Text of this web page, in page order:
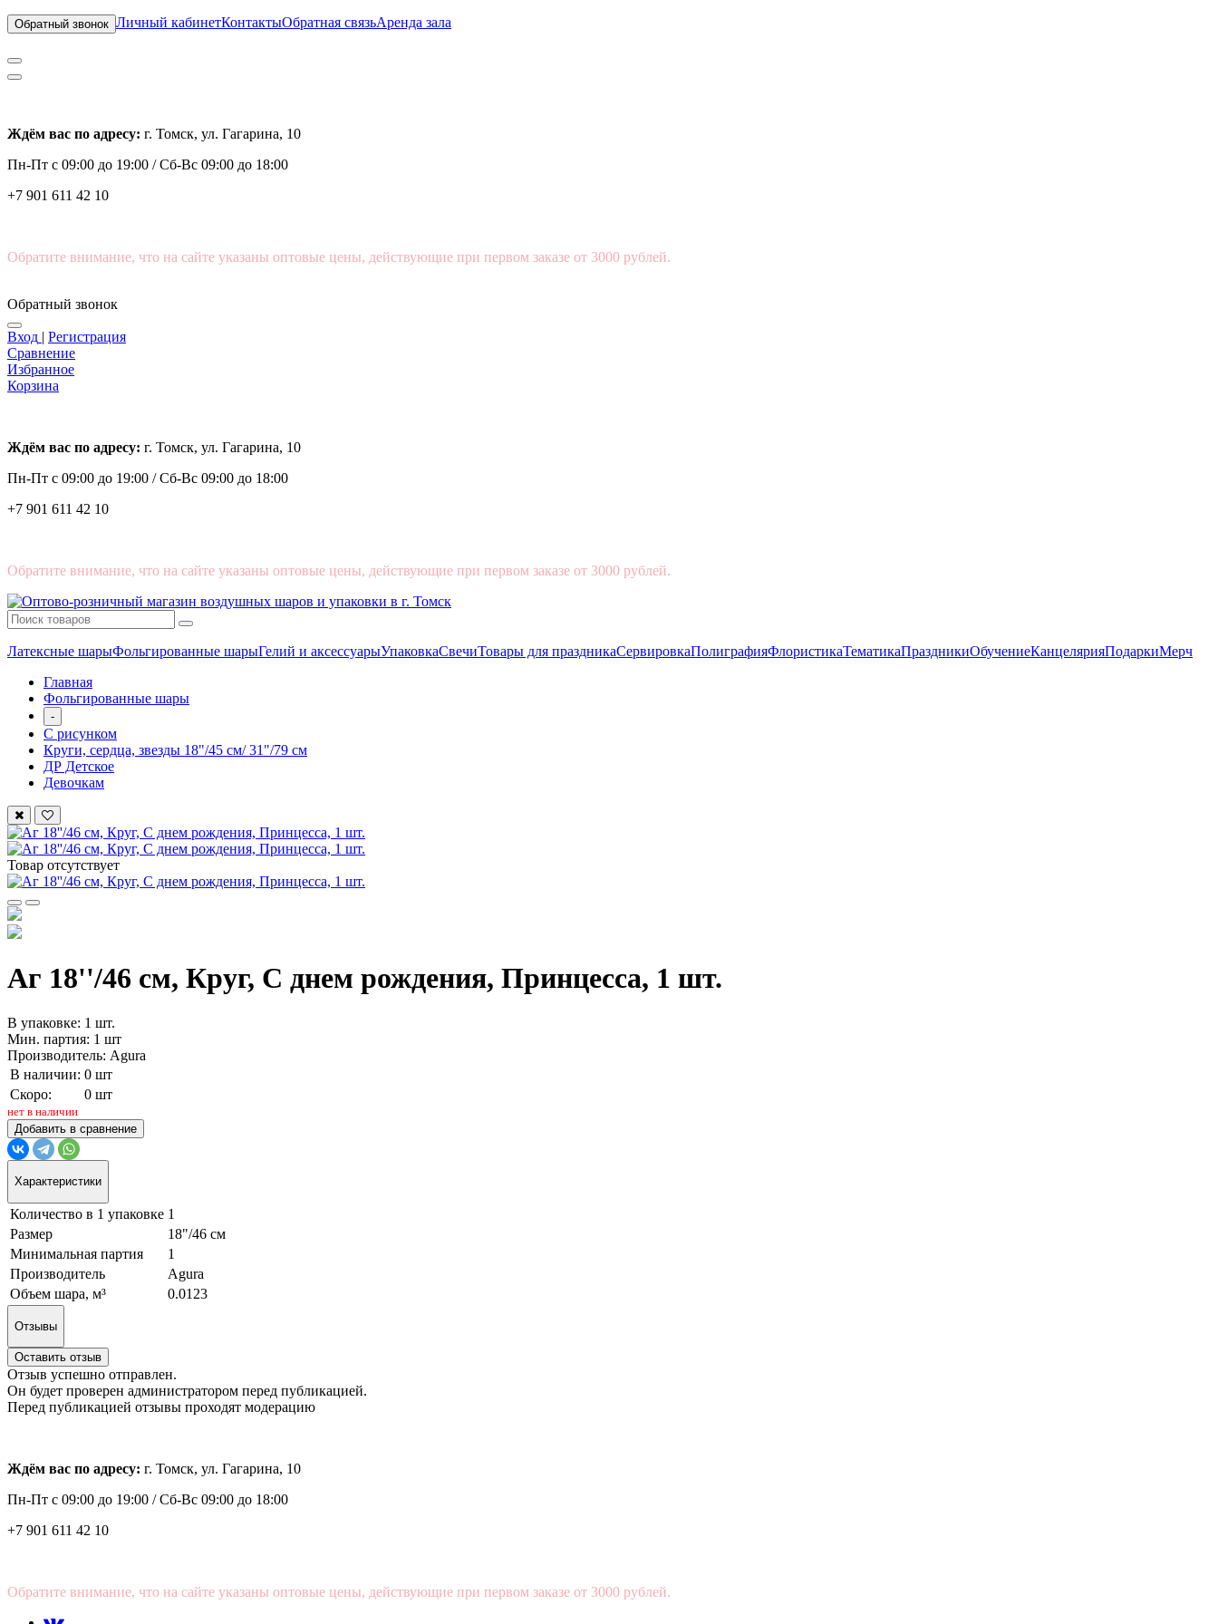
Обратный звонок Личный кабинетКонтактыОбратная связьАренда зала
Ждём вас по адресу: г. Томск, ул. Гагарина, 10
Пн-Пт с 09:00 до 19:00 /Сб-Вс 09:00 до 18:00
+7 901 611 42 10
Обратите внимание, что на сайте указаны оптовые цены, действующие при первом заказе от 3000 рублей.
Обратный звонок
Вход | Регистрация
Сравнение
Избранное
Корзина
Ждём вас по адресу: г. Томск, ул. Гагарина, 10
Пн-Пт с 09:00 до 19:00 /Сб-Вс 09:00 до 18:00
+7 901 611 42 10
Обратите внимание, что на сайте указаны оптовые цены, действующие при первом заказе от 3000 рублей.
Латексные шарыФольгированные шарыГелий и аксессуарыУпаковкаСвечиТовары для праздникаСервировкаПолиграфияФлористикаТематикаПраздникиОбучениеКанцелярияПодаркиМерч
Главная
Фольгированные шары
-
С рисунком
Круги, сердца, звезды 18"/45 см/ 31"/79 см
ДР Детское
Девочкам
Товар отсутствует
Аг 18''/46 см, Круг, С днем рождения, Принцесса, 1 шт.
В упаковке: 1 шт.
Мин. партия: 1 шт
Производитель: Agura
В наличии: 0 шт
Скоро:
0 шт
нет в наличии
Добавить в сравнение
Характеристики
Количество в 1 упаковке 1
Размер
18"/46 см
Минимальная партия
1
Производитель
Agura
Объем шара, м³
0.0123
Отзывы
Оставить отзыв
Отзыв успешно отправлен.
Он будет проверен администратором перед публикацией.
Перед публикацией отзывы проходят модерацию
Ждём вас по адресу: г. Томск, ул. Гагарина, 10
Пн-Пт с 09:00 до 19:00 /Сб-Вс 09:00 до 18:00
+7 901 611 42 10
Обратите внимание, что на сайте указаны оптовые цены, действующие при первом заказе от 3000 рублей.